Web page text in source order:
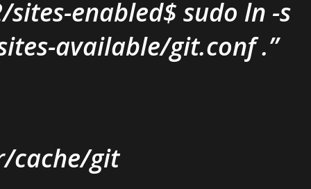
enabled$ sudo ln -s
available/git.conf .
cache/git